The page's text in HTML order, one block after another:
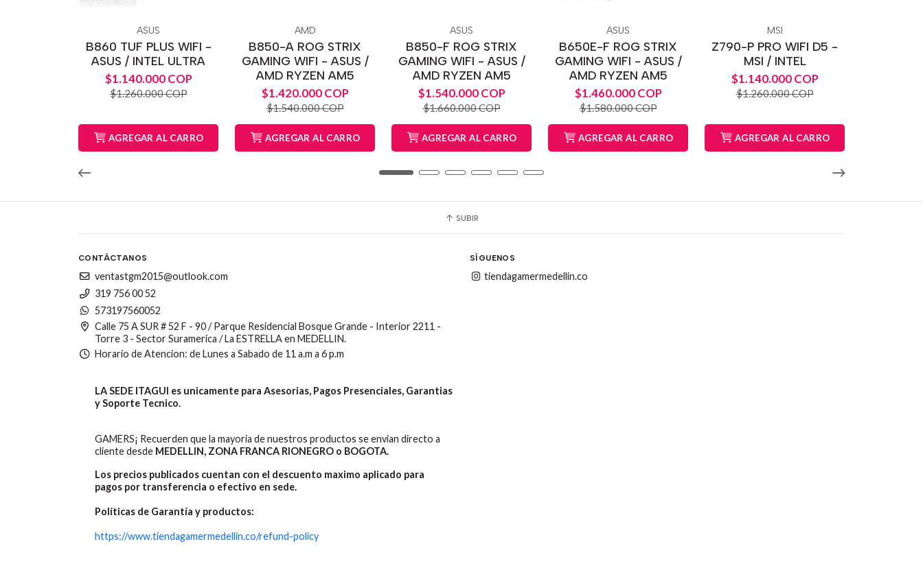
ASUS
B860 TUF PLUS WIFI -
ASUS / INTEL ULTRA
$1.140.000 COP
$1.260.000 COP
AGREGAR AL CARRO
AMD
B850-A ROG STRIX
GAMING WIFI - ASUS /
AMD RYZEN AM5
$1.420.000 COP
$1.540.000 COP
AGREGAR AL CARRO
ASUS
B850-F ROG STRIX
GAMING WIFI - ASUS /
AMD RYZEN AM5
$1.540.000 COP
$1.660.000 COP
AGREGAR AL CARRO
ASUS
B650E-F ROG STRIX
GAMING WIFI - ASUS /
AMD RYZEN AM5
$1.460.000 COP
$1.580.000 COP
AGREGAR AL CARRO
MSI
Z790-P PRO WIFI D5 -
MSI / INTEL
$1.140.000 COP
$1.260.000 COP
AGREGAR AL CARRO
SUBIR
CONTÁCTANOS
ventastgm2015@outlook.com
319 756 00 52
573197560052
Calle 75 A SUR # 52 F - 90 / Parque Residencial Bosque Grande - Interior 2211 -
Torre 3 - Sector Suramerica / La ESTRELLA en MEDELLIN.
Horario de Atencion: de Lunes a Sabado de 11 a.m a 6 p.m
LA SEDE ITAGUI es unicamente para Asesorias, Pagos Presenciales, Garantias
y Soporte Tecnico.
GAMERS¡ Recuerden que la mayoria de nuestros productos se envian directo a
cliente desde MEDELLIN, ZONA FRANCA RIONEGRO o BOGOTA.
Los precios publicados cuentan con el descuento maximo aplicado para
pagos por transferencia o efectivo en sede.
Políticas de Garantía y productos:
https://www.tiendagamermedellin.co/refund-policy
SÍGUENOS
tiendagamermedellin.co